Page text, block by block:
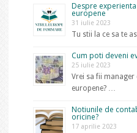
Despre
europene
31 iulie 2023
Tu stii la ce sa te
Cum poti deveni
25 iulie 2023
Vrei sa fii
europene? …
Notiunile de
oricine?
17 aprilie 2023